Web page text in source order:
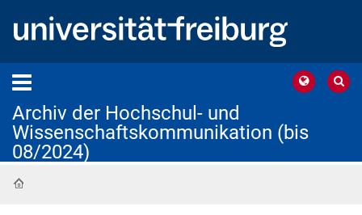
Archiv der Hochschul- und
Wissenschaftskommunikation (bis
08/2024)